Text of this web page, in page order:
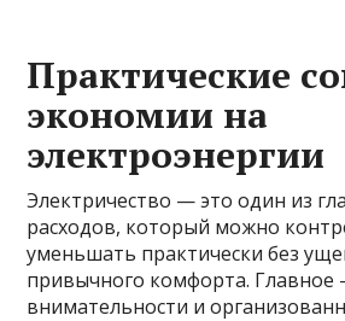
Практические
экономии на
электроэнергии
Электричество — это один из
расходов, который можно
уменьшать практически без
привычного комфорта.
внимательности и